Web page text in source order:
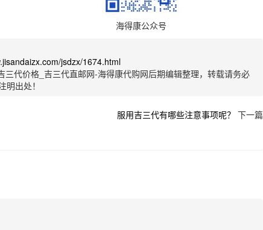
海得康公众号
jsdzx/1674.html
代价格_吉三代直邮网-海得康代购网后期编辑整理，转载请务必
明出处！
服用吉三代有哪些注意事项呢？ 下一篇